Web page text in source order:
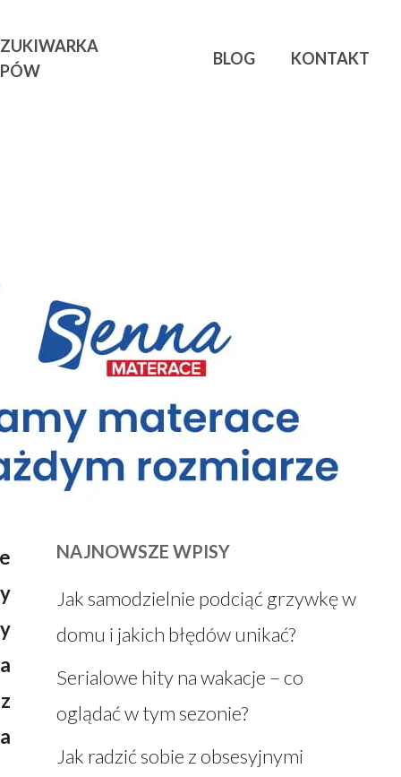
BLOG KONTAKT
NAJNOWSZE WPISY
Jak samodzielnie podciąć grzywkę w
domu i jakich błędów unikać?
Serialowe hity na wakacje – co
oglądać w tym sezonie?
Jak radzić sobie z obsesyjnymi